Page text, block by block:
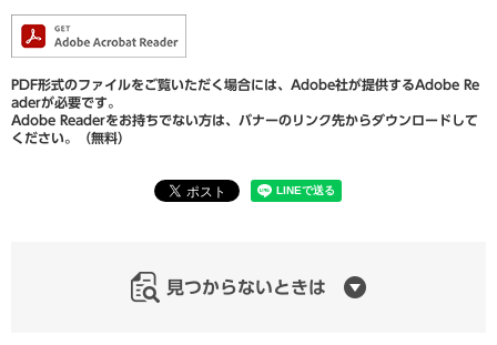
PDF形式のファイルをご覧いただく場合には、Adobe社が提供するAdobe Re
aderが必要です。
Adobe Readerをお持ちでない方は、バナーのリンク先からダウンロードして
ください。（無料）
見つからないときは